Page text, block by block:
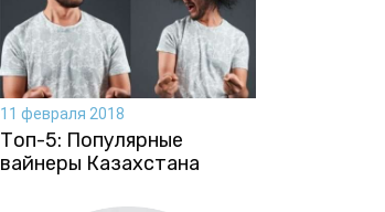
11 февраля 2018
Топ-5: Популярные
вайнеры Казахстана